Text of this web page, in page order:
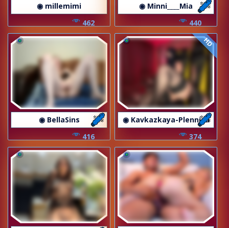
◉ millemimi
462
◉ Minni____Mia
440
◉ BellaSins
416
HD
◉ Kavkazkaya-Plennica
374